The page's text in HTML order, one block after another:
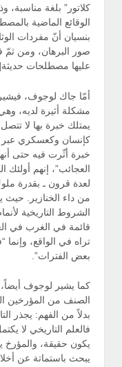
كلاتور” بلغة
الوقائع الماضية
بنسيان أنّ مفردات
صور البرهان، ومن
عليها مصطلحات
أمّا جاك لوجوف،
مشكلة أثيرة لديه،
يمتلك خبرة بها لا
كإنسان وكعسكري عبر
خبرة أثّرت فيه حتى
العجائب”، إنهم
لعدة قرون ـ بقدرة
من داء الخنازير.
الشروط التاريخية
قائمة في الغرب في
تراه في الواقع،
بعض الفترات”.
كما يشير لوجوف
الصنف من المؤرخين
بدلاً من الفهم: يجذر
فالعلم التاريخي لا
يكون حقيقة، والمؤرخ
يبحث باستماتة عن